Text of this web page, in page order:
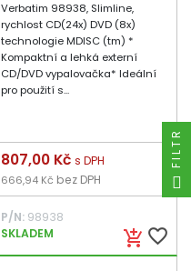
Verbatim 98938, Slimline,
rychlost CD(24x) DVD (8x)
technologie MDISC (tm) *
Kompaktní a lehká externí
CD/DVD vypalovačka* Ideální
pro použití s...
add_shopping_cart favorite_border
Cena
807,00 Kč s DPH
666,94 Kč bez DPH
P/N:98938
SKLADEM
FILTR